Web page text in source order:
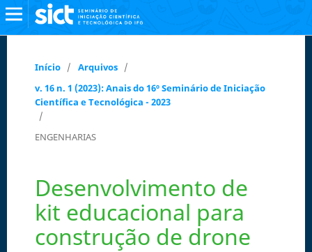
Início / Arquivos /
v. 16 n. 1 (2023): Anais do 16º Seminário de Iniciação
Científica e Tecnológica - 2023
/
ENGENHARIAS
Desenvolvimento de
kit educacional para
construção de drone